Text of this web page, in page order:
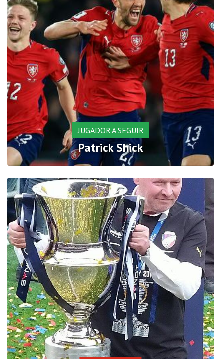
JUGADOR A SEGUIR
Patrick Shick